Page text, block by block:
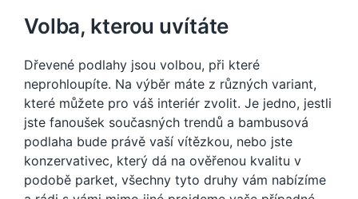
Volba, kterou uvítáte
Dřevené podlahy jsou volbou, při které
neprohloupíte. Na výběr máte z různých variant,
které můžete pro váš interiér zvolit. Je jedno, jestli
jste fanoušek současných trendů a bambusová
podlaha bude právě vaší vítězkou, nebo jste
konzervativec, který dá na ověřenou kvalitu v
podobě parket, všechny tyto druhy vám nabízíme